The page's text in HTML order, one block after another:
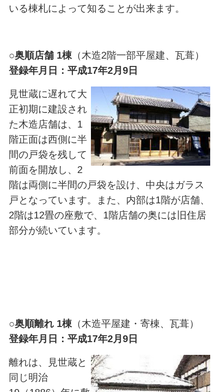
いる棟札によって知ることが出来ます。
○奥順店舗 1棟（木造2階一部平屋建、瓦葺）
登録年月日：平成17年2月9日
見世蔵に遅れて大
正初期に建設され
た木造店舗は、1
階正面は西側に半
間の戸袋を残して
前面を開放し、2
階は両側に半間の戸袋を設け、中央はガラス
戸となっています。また、内部は1階が店舗、
2階は12畳の座敷で、1階店舗の奥には旧住居
部分が続いています。
○奥順離れ 1棟（木造平屋建・寄棟、瓦葺）
登録年月日：平成17年2月9日
離れは、見世蔵と
同じ明治